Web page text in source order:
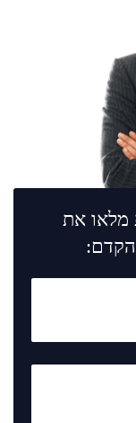
מלאו את